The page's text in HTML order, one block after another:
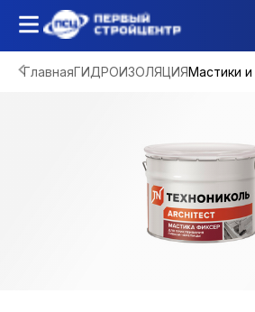
ГлавнаяГИДРОИЗОЛЯЦИЯМастики